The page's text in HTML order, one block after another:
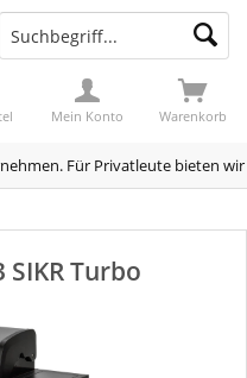
Für Privatleute bieten
Warenkorb
Mein Konto
Turbo